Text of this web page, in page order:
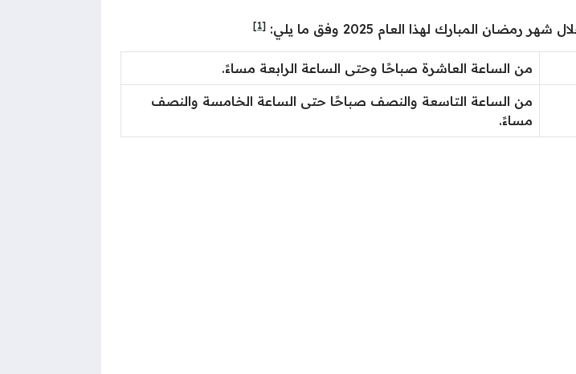
المبارك لهذا العام 2025 وفق ما يلي: [1]
من الساعة العاشرة صباحًا وحتى الساعة الرابعة مساءً.
من الساعة التاسعة والنصف صباحًا حتى الساعة الخامسة والنصف
مساءً.